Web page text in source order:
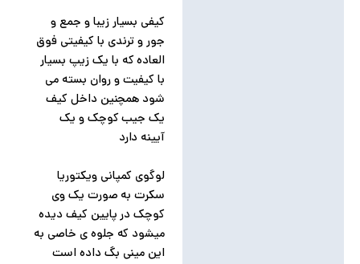
کیفی بسیار زیبا و جمع و
جور و ترندی با کیفیتی فوق
العاده که با یک زیپ بسیار
با کیفیت و روان بسته می
شود همچنین داخل کیف
یک جیب کوچک و یک
آیینه دارد
لوگوی کمپانی ویکتوریا
سکرت به صورت یک وی
کوچک در پایین کیف دیده
میشود که جلوه ی خاصی به
این مینی بگ داده است